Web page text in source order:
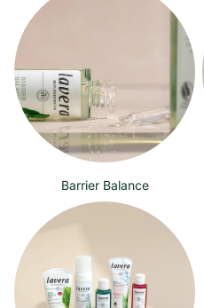
Barrier Balance